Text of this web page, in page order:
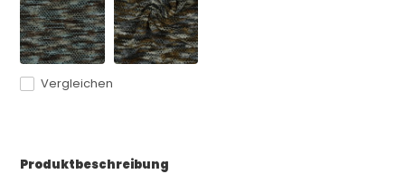
Vergleichen
Produktbeschreibung